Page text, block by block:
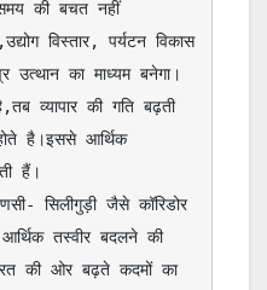
की बचत नहीं
विस्तार, पर्यटन विकास
उत्थान का माध्यम बनेगा।
व्यापार की गति बढ़ती
है।इससे आर्थिक
हैं।
तस्वीर बदलने की
की ओर बढ़ते कदमों का